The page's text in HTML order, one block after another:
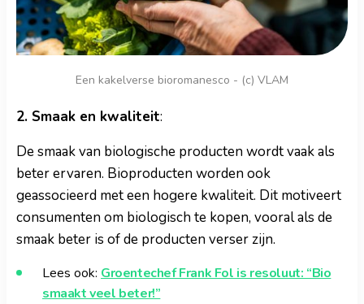
Een kakelverse bioromanesco - (c) VLAM
2. Smaak en kwaliteit:
De smaak van biologische producten wordt vaak als
beter ervaren. Bioproducten worden ook
geassocieerd met een hogere kwaliteit. Dit motiveert
consumenten om biologisch te kopen, vooral als de
smaak beter is of de producten verser zijn.
Lees ook: Groentechef Frank Fol is resoluut: “Bio
smaakt veel beter!”